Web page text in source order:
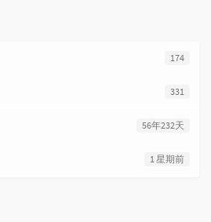
174
331
56年232天
1 星期前